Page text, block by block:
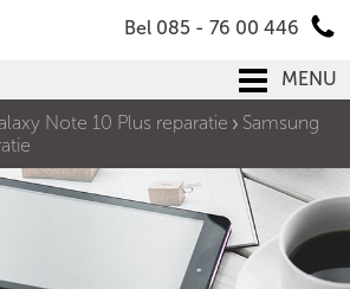
Bel 085 - 76 00 446
MENU
Note 10 Plus reparatie
Samsung